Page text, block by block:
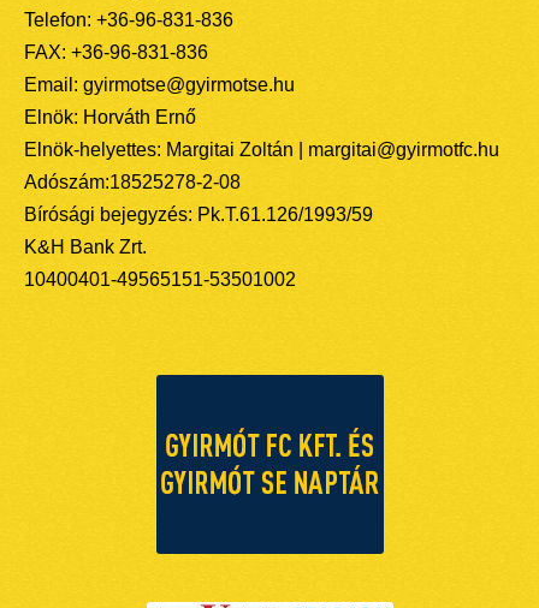
Telefon: +36-96-831-836
FAX: +36-96-831-836
Email: gyirmotse@gyirmotse.hu
Elnök: Horváth Ernő
Elnök-helyettes: Margitai Zoltán | margitai@gyirmotfc.hu
Adószám:18525278-2-08
Bírósági bejegyzés: Pk.T.61.126/1993/59
K&H Bank Zrt.
10400401-49565151-53501002